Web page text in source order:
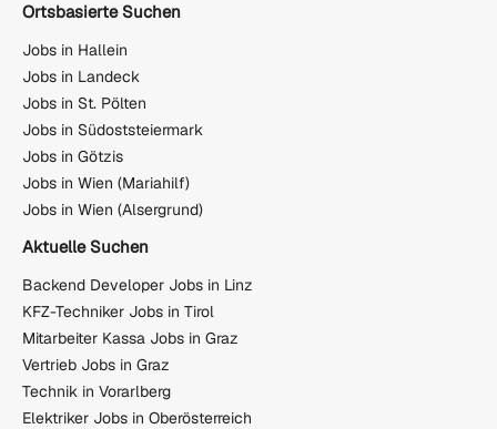
Ortsbasierte Suchen
Jobs in Hallein
Jobs in Landeck
Jobs in St. Pölten
Jobs in Südoststeiermark
Jobs in Götzis
Jobs in Wien (Mariahilf)
Jobs in Wien (Alsergrund)
Aktuelle Suchen
Backend Developer Jobs in Linz
KFZ-Techniker Jobs in Tirol
Mitarbeiter Kassa Jobs in Graz
Vertrieb Jobs in Graz
Technik in Vorarlberg
Elektriker Jobs in Oberösterreich